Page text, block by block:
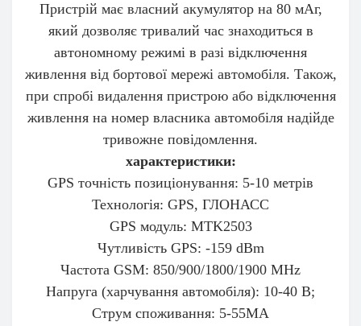
Пристрій має власний акумулятор на 80 мАг,
який дозволяє тривалий час знаходиться в
автономному режимі в разі відключення
живлення від бортової мережі автомобіля. Також,
при спробі видалення пристрою або відключення
живлення на номер власника автомобіля надійде
тривожне повідомлення.
характеристики:
GPS точність позиціонування: 5-10 метрів
Технологія: GPS, ГЛОНАСС
GPS модуль: MTK2503
Чутливість GPS: -159 dBm
Частота GSM: 850/900/1800/1900 MHz
Напруга (харчування автомобіля): 10-40 В;
Струм споживання: 5-55МА